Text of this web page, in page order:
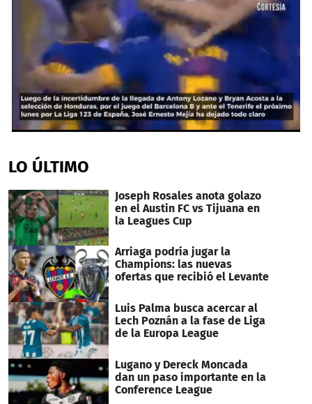
of
53
LO ÚLTIMO
Joseph Rosales anota golazo
en el Austin FC vs Tijuana en
la Leagues Cup
Arriaga podría jugar la
Champions: las nuevas
ofertas que recibió el Levante
Luis Palma busca acercar al
Lech Poznán a la fase de Liga
de la Europa League
Lugano y Dereck Moncada
dan un paso importante en la
Conference League